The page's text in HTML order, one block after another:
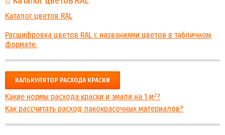
Каталог цветов RAL
Расшифровка цветов RAL с названиями цветов в табличном
формате.
КАЛЬКУЛЯТОР РАСХОДА КРАСКИ
Какие нормы расхода краски и эмали на 1 м²?
Как рассчитать расход лакокрасочных материалов?